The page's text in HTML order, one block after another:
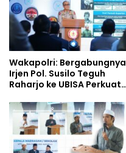
Wakapolri: Bergabungnya
Irjen Pol. Susilo Teguh
Raharjo ke UBISA Perkuat
Studi Kepolisian